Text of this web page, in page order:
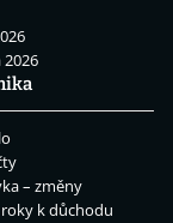
– změny
k důchodu